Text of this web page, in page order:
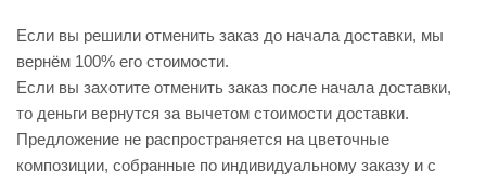
Если вы решили отменить заказ до начала доставки, мы
вернём 100% его стоимости.
Если вы захотите отменить заказ после начала доставки,
то деньги вернутся за вычетом стоимости доставки.
Предложение не распространяется на цветочные
композиции, собранные по индивидуальному заказу и с